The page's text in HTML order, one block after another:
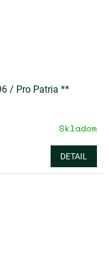
/ Pro Patria **
Skladom
DETAIL